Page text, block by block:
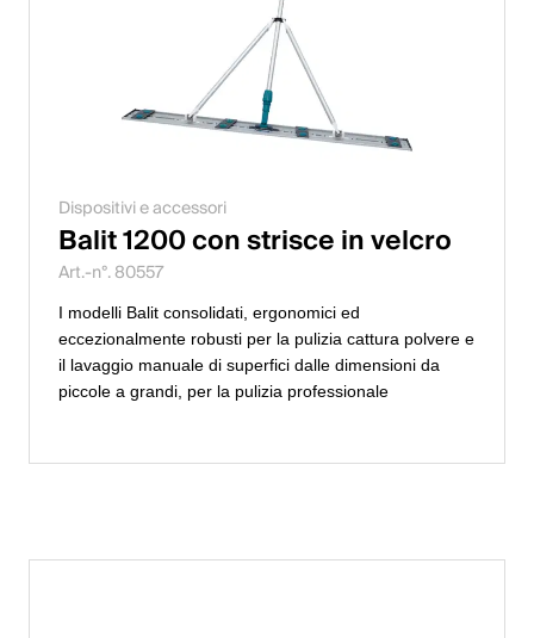
Dispositivi e accessori
Balit 1200 con strisce in velcro
Art.-n°. 80557
I modelli Balit consolidati, ergonomici ed
eccezionalmente robusti per la pulizia cattura polvere e
il lavaggio manuale di superfici dalle dimensioni da
piccole a grandi, per la pulizia professionale